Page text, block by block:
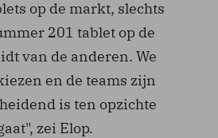
op de markt, slechts
201 tablet op de
van de anderen. We
en de teams zijn
is ten opzichte
zei Elop.